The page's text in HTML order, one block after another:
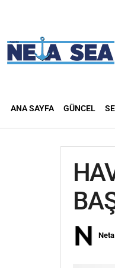
ANA SAYFA GÜNCEL